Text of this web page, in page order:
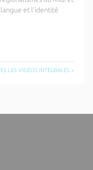
et l’identité
LES VIDÉOS INTÉGRALES >